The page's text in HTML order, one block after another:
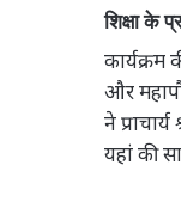
शिक्षा के
और
ने
यहां की